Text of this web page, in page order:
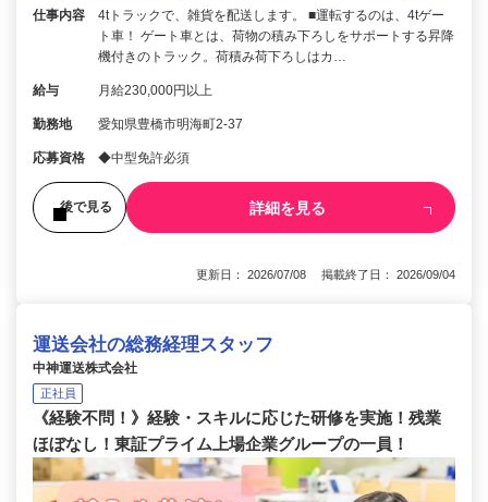
仕事内容
4tトラックで、雑貨を配送します。 ■運転するのは、4tゲー
ト車！ ゲート車とは、荷物の積み下ろしをサポートする昇降
機付きのトラック。荷積み荷下ろしはカ…
給与 月給230,000円以上
勤務地 愛知県豊橋市明海町2-37
応募資格 ◆中型免許必須
後で見る 詳細を見る
更新日： 2026/07/08 掲載終了日： 2026/09/04
運送会社の総務経理スタッフ
中神運送株式会社
正社員
《経験不問！》経験・スキルに応じた研修を実施！残業
ほぼなし！東証プライム上場企業グループの一員！